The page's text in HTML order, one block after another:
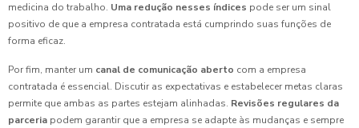
medicina do trabalho. Uma redução nesses índices pode ser um sinal
positivo de que a empresa contratada está cumprindo suas funções de
forma eficaz.
Por fim, manter um canal de comunicação aberto com a empresa
contratada é essencial. Discutir as expectativas e estabelecer metas claras
permite que ambas as partes estejam alinhadas. Revisões regulares da
parceria podem garantir que a empresa se adapte às mudanças e sempre